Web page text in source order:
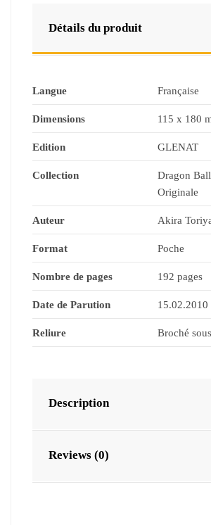
Détails du produit
Langue Française
Dimensions 115 x 180
Edition GLENAT
Collection
Dragon
Originale
Auteur Akira
Format Poche
Nombre de pages 192 pages
Date de Parution 15.02.2010
Reliure Broché
Description
Reviews (0)